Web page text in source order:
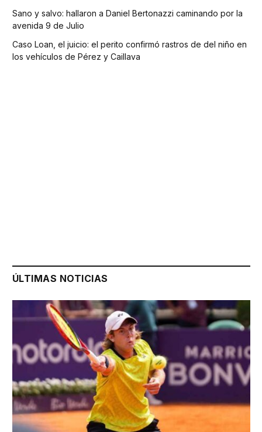
Sano y salvo: hallaron a Daniel Bertonazzi caminando por la
avenida 9 de Julio
Caso Loan, el juicio: el perito confirmó rastros de del niño en
los vehículos de Pérez y Caillava
ÚLTIMAS NOTICIAS